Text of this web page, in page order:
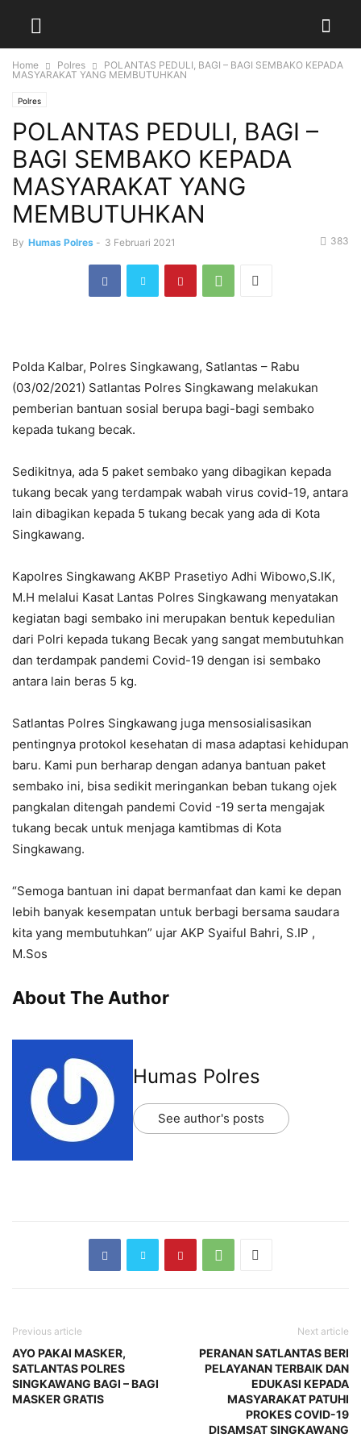
Home Polres
POLANTAS PEDULI, BAGI – BAGI SEMBAKO KEPADA
MASYARAKAT YANG MEMBUTUHKAN
Polres
POLANTAS PEDULI, BAGI –
BAGI SEMBAKO KEPADA
MASYARAKAT YANG
MEMBUTUHKAN
By Humas Polres - 3 Februari 2021 383
Polda Kalbar, Polres Singkawang, Satlantas – Rabu
(03/02/2021) Satlantas Polres Singkawang melakukan
pemberian bantuan sosial berupa bagi-bagi sembako
kepada tukang becak.
Sedikitnya, ada 5 paket sembako yang dibagikan kepada
tukang becak yang terdampak wabah virus covid-19, antara
lain dibagikan kepada 5 tukang becak yang ada di Kota
Singkawang.
Kapolres Singkawang AKBP Prasetiyo Adhi Wibowo,S.IK,
M.H melalui Kasat Lantas Polres Singkawang menyatakan
kegiatan bagi sembako ini merupakan bentuk kepedulian
dari Polri kepada tukang Becak yang sangat membutuhkan
dan terdampak pandemi Covid-19 dengan isi sembako
antara lain beras 5 kg.
Satlantas Polres Singkawang juga mensosialisasikan
pentingnya protokol kesehatan di masa adaptasi kehidupan
baru. Kami pun berharap dengan adanya bantuan paket
sembako ini, bisa sedikit meringankan beban tukang ojek
pangkalan ditengah pandemi Covid -19 serta mengajak
tukang becak untuk menjaga kamtibmas di Kota
Singkawang.
“Semoga bantuan ini dapat bermanfaat dan kami ke depan
lebih banyak kesempatan untuk berbagi bersama saudara
kita yang membutuhkan” ujar AKP Syaiful Bahri, S.IP ,
M.Sos
About The Author
Humas Polres
See author's posts
Previous article
AYO PAKAI MASKER,
SATLANTAS POLRES
SINGKAWANG BAGI – BAGI
MASKER GRATIS
Next article
PERANAN SATLANTAS BERI
PELAYANAN TERBAIK DAN
EDUKASI KEPADA
MASYARAKAT PATUHI
PROKES COVID-19
DISAMSAT SINGKAWANG